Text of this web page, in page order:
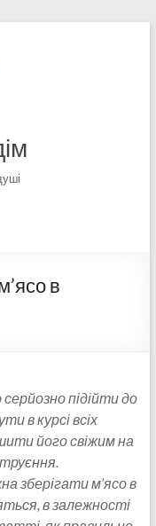
в
підійти до
в курсі всіх
його свіжим на
зберігати м’ясо в
в залежності